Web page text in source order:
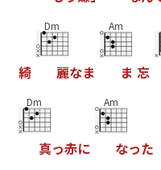
綺
Dm
麗なま
Am
ま 忘
Dm
真っ赤に
Am
なった